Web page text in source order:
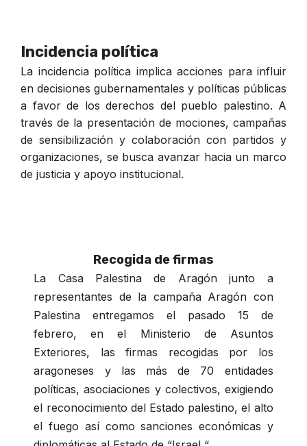
Incidencia política
La incidencia política implica acciones para influir
en decisiones gubernamentales y políticas públicas
a favor de los derechos del pueblo palestino. A
través de la presentación de mociones, campañas
de sensibilización y colaboración con partidos y
organizaciones, se busca avanzar hacia un marco
de justicia y apoyo institucional.
Recogida de firmas
La Casa Palestina de Aragón junto a
representantes de la campaña Aragón con
Palestina entregamos el pasado 15 de
febrero, en el Ministerio de Asuntos
Exteriores, las firmas recogidas por los
aragoneses y las más de 70 entidades
políticas, asociaciones y colectivos, exigiendo
el reconocimiento del Estado palestino, el alto
el fuego así como sanciones económicas y